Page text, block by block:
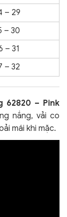
– 29
– 30
– 31
– 32
62820 – Pink
nắng, vải co
mái khi mặc.